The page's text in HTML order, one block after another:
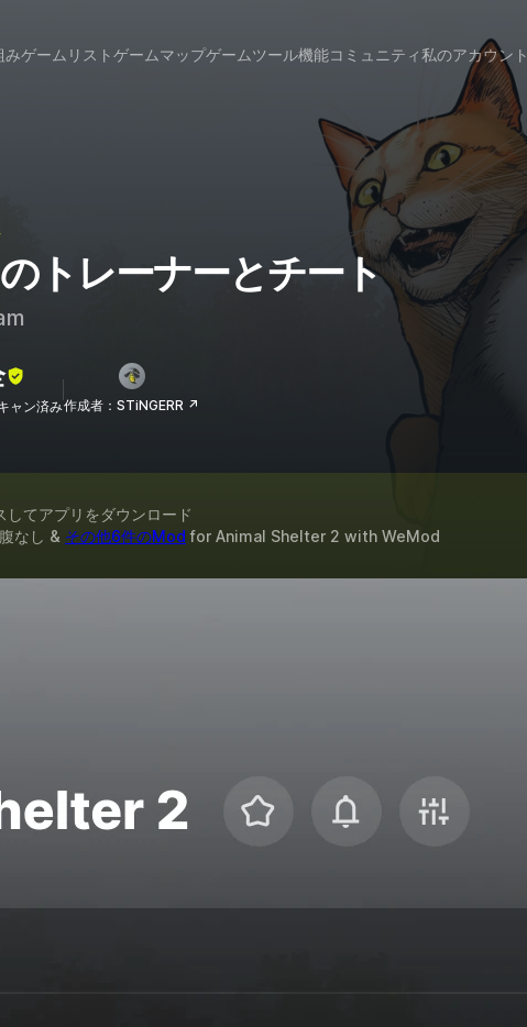
みゲームリストゲームマップゲームツール機能コミュニティ私のアカウント
トレーナーとチート
ャン済み作成者：STiNGERR ↗
てアプリをダウンロード
なし & その他6件のMod for Animal Shelter 2 with WeMod